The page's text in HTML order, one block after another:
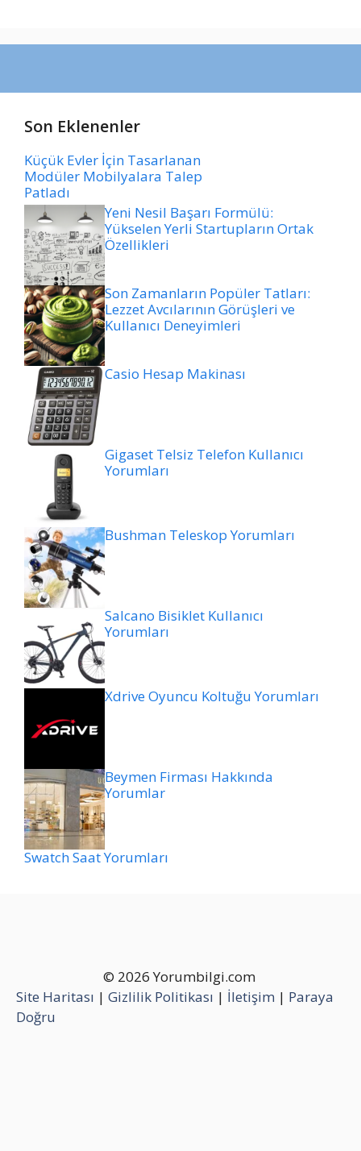
Son Eklenenler
Küçük Evler İçin Tasarlanan
Modüler Mobilyalara Talep
Patladı
Yeni Nesil Başarı Formülü:
Yükselen Yerli Startupların Ortak
Özellikleri
Son Zamanların Popüler Tatları:
Lezzet Avcılarının Görüşleri ve
Kullanıcı Deneyimleri
Casio Hesap Makinası
Gigaset Telsiz Telefon Kullanıcı
Yorumları
Bushman Teleskop Yorumları
Salcano Bisiklet Kullanıcı
Yorumları
Xdrive Oyuncu Koltuğu Yorumları
Beymen Firması Hakkında
Yorumlar
Swatch Saat Yorumları
© 2026 Yorumbilgi.com
Site Haritası | Gizlilik Politikası | İletişim | Paraya
Doğru